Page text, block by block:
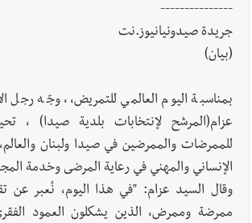
---------------
جريدة صيدونيانيوز.نت
(بيان)
بمناسبة اليوم العالمي للتمريض،، وجّه رجل
عزام(المرشح لإنتخابات بلدية صيدا) ،
للممرضات والممرضين في صيدا ولبنان
الإنساني والمهني في رعاية المرضى وخدمة
وقال السيد عزام: "في هذا اليوم، نُعبر عن
ممرضة وممرض، الذين يشكلون العمود